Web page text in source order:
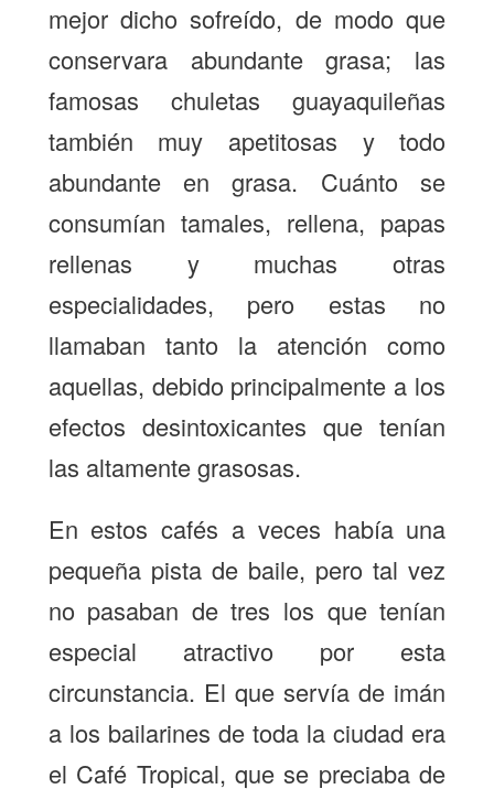
mejor dicho sofreído, de modo que
conservara abundante grasa; las
famosas chuletas guayaquileñas
también muy apetitosas y todo
abundante en grasa. Cuánto se
consumían tamales, rellena, papas
rellenas y muchas otras
especialidades, pero estas no
llamaban tanto la atención como
aquellas, debido principalmente a los
efectos desintoxicantes que tenían
las altamente grasosas.
En estos cafés a veces había una
pequeña pista de baile, pero tal vez
no pasaban de tres los que tenían
especial atractivo por esta
circunstancia. El que servía de imán
a los bailarines de toda la ciudad era
el Café Tropical, que se preciaba de